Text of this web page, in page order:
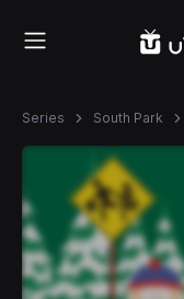
Series South Park